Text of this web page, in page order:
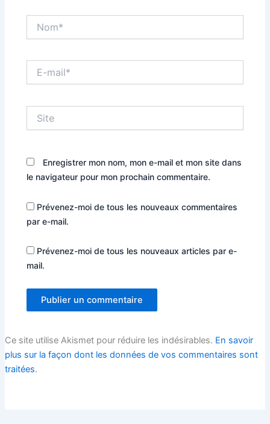
mail*
Enregistrer mon nom, mon e-mail et mon site dans
le navigateur pour mon prochain commentaire.
Prévenez-moi de tous les nouveaux commentaires
par e-mail.
Prévenez-moi de tous les nouveaux articles par e-
mail.
Ce site utilise Akismet pour réduire les indésirables. En savoir
plus sur la façon dont les données de vos commentaires sont
traitées.